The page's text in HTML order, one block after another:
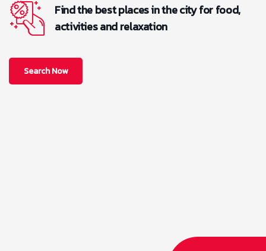
Find the best places in the city for food,
activities and relaxation
Search Now